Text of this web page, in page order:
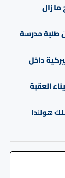
زال
طلبة مدرسة
داخل
العقبة
هولندا